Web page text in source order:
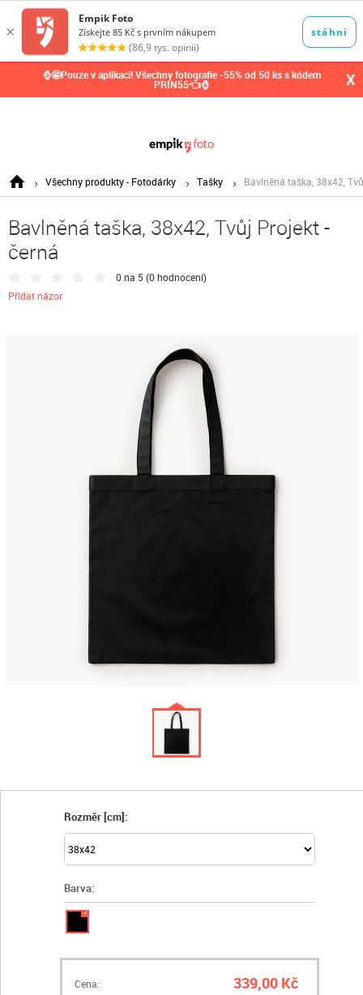
⌚🤩Pouze v aplikaci! Všechny fotografie -55% od 50 ks s kódem
PRIN55👈⌚ X
Všechny produkty - Fotodárky Tašky Bavlněná taška, 38x42,
Bavlněná taška, 38x42, Tvůj Projekt -
černá
0 na 5 (0 hodnocení)
Přidat názor
Rozměr [cm]:
Barva:
✓
Cena: 339,00 Kč